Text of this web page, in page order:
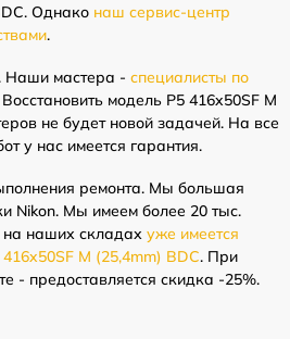
Однако наш сервис-центр
.
Наши мастера - специалисты по
Восстановить модель P5 416x50SF M
не будет новой задачей. На все
у нас имеется гарантия.
ремонта. Мы большая
Nikon. Мы имеем более 20 тыс.
на наших складах уже имеется
M (25,4mm) BDC. При
- предоставляется скидка -25%.